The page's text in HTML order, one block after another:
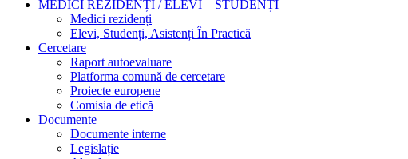
MEDICI REZIDENȚI / ELEVI – STUDENȚI
Medici rezidenți
Elevi, Studenți, Asistenți În Practică
Cercetare
Raport autoevaluare
Platforma comună de cercetare
Proiecte europene
Comisia de etică
Documente
Documente interne
Legislație